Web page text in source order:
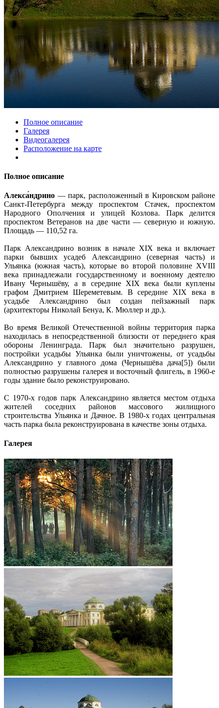
Полное описание
Галерея
Видеогалерея
Расположение на карте
Полное описание
Алекса́ндрино — парк, расположенный в Кировском районе
Санкт-Петербурга между проспектом Стачек, проспектом
Народного Ополчения и улицей Козлова. Парк делится
проспектом Ветеранов на две части — северную и южную.
Площадь — 110,52 га.
Парк Александрино возник в начале XIX века и включает
парки бывших усадеб Александрино (северная часть) и
Ульянка (южная часть), которые во второй половине XVIII
века принадлежали государственному и военному деятелю
Ивану Чернышёву, а в середине XIX века были куплены
графом Дмитрием Шереметевым. В середине XIX века в
усадьбе Александрино был создан пейзажный парк
(архитекторы Николай Бенуа, К. Мюллер и др.).
Во время Великой Отечественной войны территория парка
находилась в непосредственной близости от переднего края
обороны Ленинграда. Парк был значительно разрушен,
постройки усадьбы Ульянка были уничтожены, от усадьбы
Александрино у главного дома (Чернышёва дача[5]) были
полностью разрушены галерея и восточный флигель, в 1960-е
годы здание было реконструировано.
С 1970-х годов парк Александрино является местом отдыха
жителей соседних районов массового жилищного
строительства Ульянка и Дачное. В 1980-х годах центральная
часть парка была реконструирована в качестве зоны отдыха.
Галерея